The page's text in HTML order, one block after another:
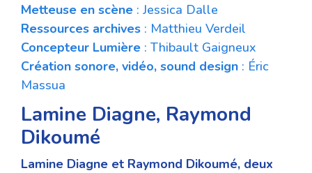
Metteuse en scène : Jessica Dalle
Ressources archives : Matthieu Verdeil
Concepteur Lumière : Thibault Gaigneux
Création sonore, vidéo, sound design : Éric
Massua
Lamine Diagne, Raymond
Dikoumé
Lamine Diagne et Raymond Dikoumé, deux